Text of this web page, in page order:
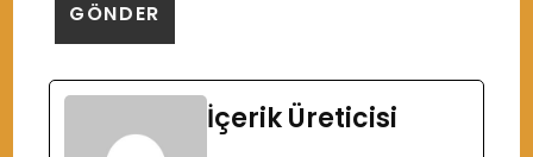
İçerik Üreticisi